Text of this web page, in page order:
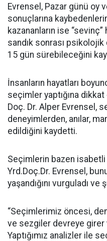
Evrensel, Pazar günü oy
sonuçlarına kaybedenlerin
kazananların ise
sandık sonrası
15 gün sürebileceğini
İnsanların hayatları
seçimler yaptığına
Doç. Dr. Alper Evrensel,
deneyimlerden, anılar,
edildiğini kaydetti.
Seçimlerin bazen isabetli
Yrd.Doç.Dr. Evrensel,
yaşandığını vurguladı ve
“Seçimlerimiz öncesi,
ve sezgiler devreye girer
Yaptığımız analizler ile